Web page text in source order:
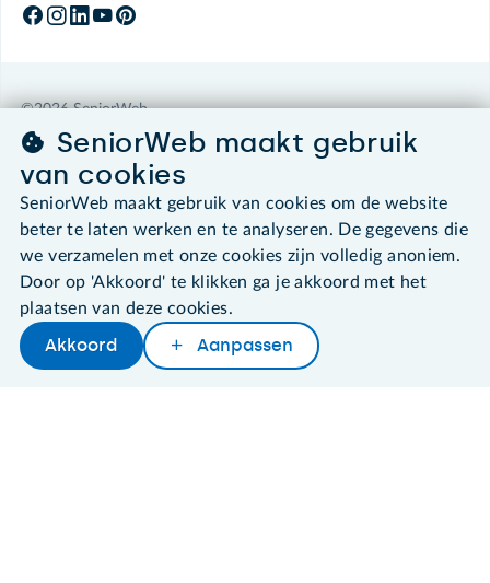
Later lezen Delen Woordenboek
©2026 SeniorWeb
Algemene voorwaarden
Cookies en cookie-instellingen
Disclaimer
Privacybeleid
About SeniorWeb
SeniorWeb maakt gebruik
van cookies
SeniorWeb maakt gebruik van cookies om de website
beter te laten werken en te analyseren. De gegevens die
we verzamelen met onze cookies zijn volledig anoniem.
Door op 'Akkoord' te klikken ga je akkoord met het
plaatsen van deze cookies.
Akkoord Aanpassen